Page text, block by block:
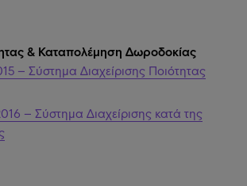
& Καταπολέμηση Δωροδοκίας
– Σύστημα Διαχείρισης Ποιότητας
– Σύστημα Διαχείρισης κατά της